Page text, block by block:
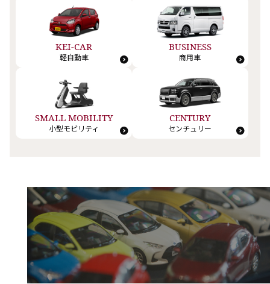
KEI-CAR
軽自動車
BUSINESS
商用車
SMALL MOBILITY
小型モビリティ
CENTURY
センチュリー